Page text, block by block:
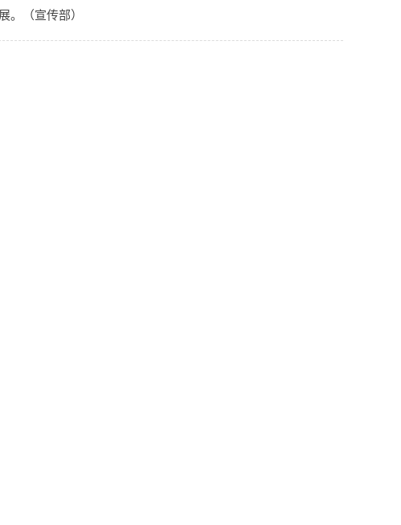
。（宣传部）